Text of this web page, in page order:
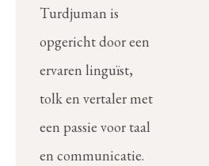
Turdjuman is
opgericht door een
ervaren linguïst,
tolk en vertaler met
een passie voor taal
en communicatie.